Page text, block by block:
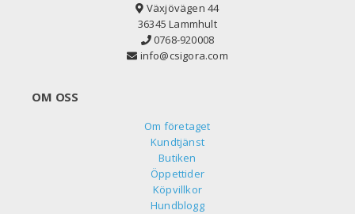
Växjövägen 44
36345 Lammhult
0768-920008
info@csigora.com
OM OSS
Om företaget
Kundtjänst
Butiken
Öppettider
Köpvillkor
Hundblogg